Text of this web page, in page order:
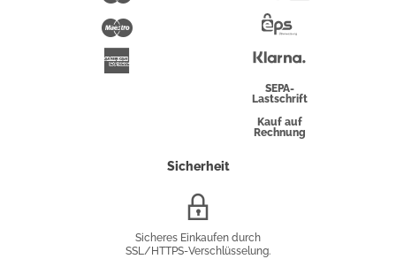
Maestro
Überweisung
SEPA-
Lastschrift
Kauf auf
Rechnung
Sicherheit
Sicheres Einkaufen durch
SSL/HTTPS-Verschlüsselung.